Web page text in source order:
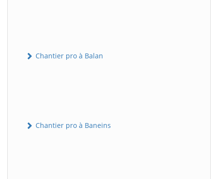
Chantier pro à Balan
Chantier pro à Baneins